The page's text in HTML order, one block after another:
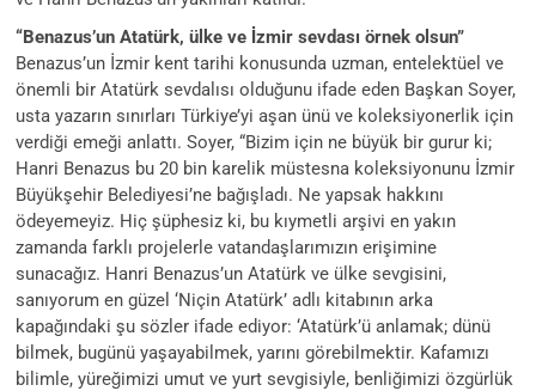
“Benazus’un Atatürk, ülke ve İzmir sevdası örnek olsun”
Benazus’un İzmir kent tarihi konusunda uzman, entelektüel ve
önemli bir Atatürk sevdalısı olduğunu ifade eden Başkan Soyer,
usta yazarın sınırları Türkiye’yi aşan ünü ve koleksiyonerlik için
verdiği emeği anlattı. Soyer, “Bizim için ne büyük bir gurur ki;
Hanri Benazus bu 20 bin karelik müstesna koleksiyonunu İzmir
Büyükşehir Belediyesi’ne bağışladı. Ne yapsak hakkını
ödeyemeyiz. Hiç şüphesiz ki, bu kıymetli arşivi en yakın
zamanda farklı projelerle vatandaşlarımızın erişimine
sunacağız. Hanri Benazus’un Atatürk ve ülke sevgisini,
sanıyorum en güzel ‘Niçin Atatürk’ adlı kitabının arka
kapağındaki şu sözler ifade ediyor: ‘Atatürk’ü anlamak; dünü
bilmek, bugünü yaşayabilmek, yarını görebilmektir. Kafamızı
bilimle, yüreğimizi umut ve yurt sevgisiyle, benliğimizi özgürlük